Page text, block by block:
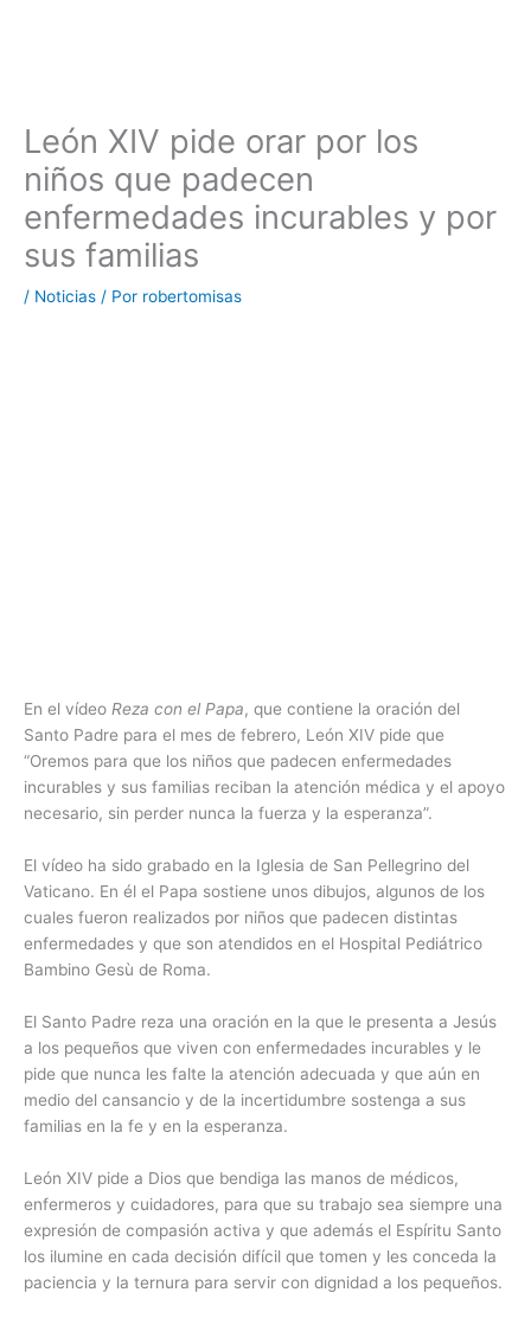
León XIV pide orar por los
niños que padecen
enfermedades incurables y por
sus familias
/ Noticias / Por robertomisas
En el vídeo Reza con el Papa, que contiene la oración del
Santo Padre para el mes de febrero, León XIV pide que
“Oremos para que los niños que padecen enfermedades
incurables y sus familias reciban la atención médica y el apoyo
necesario, sin perder nunca la fuerza y la esperanza”.
El vídeo ha sido grabado en la Iglesia de San Pellegrino del
Vaticano. En él el Papa sostiene unos dibujos, algunos de los
cuales fueron realizados por niños que padecen distintas
enfermedades y que son atendidos en el Hospital Pediátrico
Bambino Gesù de Roma.
El Santo Padre reza una oración en la que le presenta a Jesús
a los pequeños que viven con enfermedades incurables y le
pide que nunca les falte la atención adecuada y que aún en
medio del cansancio y de la incertidumbre sostenga a sus
familias en la fe y en la esperanza.
León XIV pide a Dios que bendiga las manos de médicos,
enfermeros y cuidadores, para que su trabajo sea siempre una
expresión de compasión activa y que además el Espíritu Santo
los ilumine en cada decisión difícil que tomen y les conceda la
paciencia y la ternura para servir con dignidad a los pequeños.